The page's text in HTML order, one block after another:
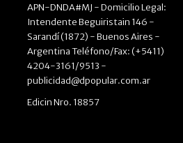
APN-DNDA#MJ - Domicilio Legal:
Intendente Beguiristain 146 -
Sarandí (1872) - Buenos Aires -
Argentina Teléfono/Fax: (+5411)
4204-3161/9513 -
publicidad@dpopular.com.ar
Edicin Nro. 18857